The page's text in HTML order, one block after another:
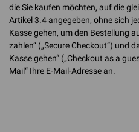
die Sie kaufen möchten, auf die
Artikel 3.4 angegeben, ohne sich
Kasse gehen, um den Bestellung
zahlen“ („Secure Checkout“) und
Kasse gehen“ („Checkout as a
Mail“ Ihre E-Mail-Adresse an.